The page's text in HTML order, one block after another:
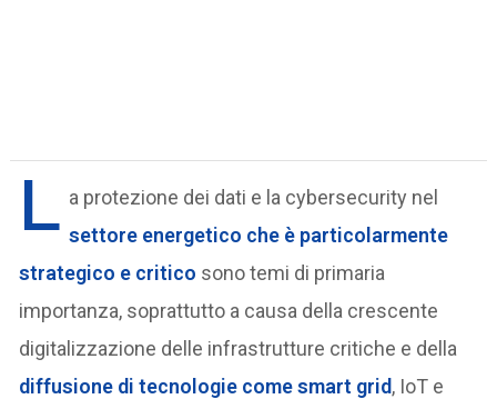
L a protezione dei dati e la cybersecurity nel
settore energetico che è particolarmente
strategico e critico sono temi di primaria
importanza, soprattutto a causa della crescente
digitalizzazione delle infrastrutture critiche e della
diffusione di tecnologie come smart grid, IoT e